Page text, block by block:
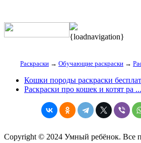
{loadnavigation}
Раскраски → Обучающие раскраски →
Кошки породы раскраски
Раскраски про кошек и котят ра ...
Copyright © 2024 Умный ребёнок. Все